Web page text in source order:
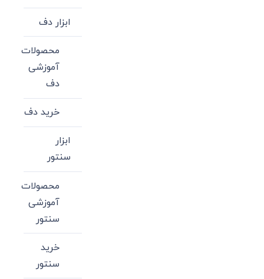
ابزار دف
محصولات
آموزشی
دف
خرید دف
ابزار
سنتور
محصولات
آموزشی
سنتور
خرید
سنتور